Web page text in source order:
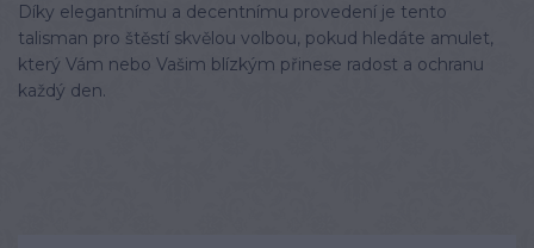
Díky elegantnímu a decentnímu provedení je tento
talisman pro štěstí skvělou volbou, pokud hledáte amulet,
který Vám nebo Vašim blízkým přinese radost a ochranu
každý den.